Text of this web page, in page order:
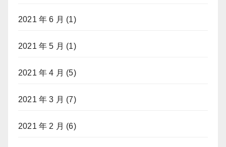
2021 年 6 月 (1)
2021 年 5 月 (1)
2021 年 4 月 (5)
2021 年 3 月 (7)
2021 年 2 月 (6)